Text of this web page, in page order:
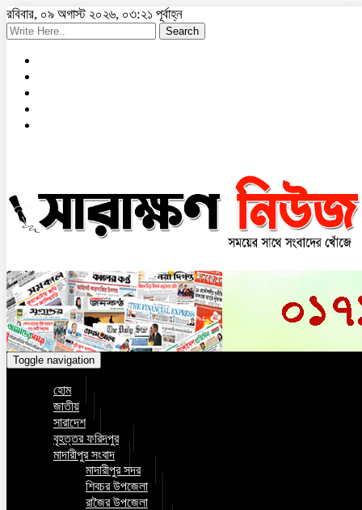
রবিবার, ০৯ অগাস্ট ২০২৬, ০৩:২১ পূর্বাহ্ন
Search
Toggle navigation
হোম
জাতীয়
সারাদেশ
বৃহত্তর ফরিদপুর
মাদারীপুর সংবাদ
মাদারীপুর সদর
শিবচর উপজেলা
রাজৈর উপজেলা